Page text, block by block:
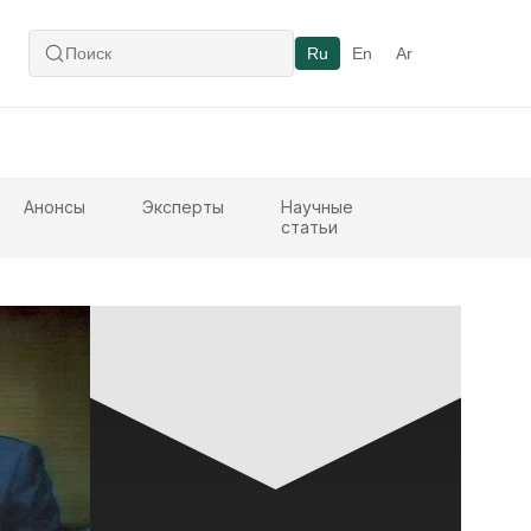
Ru En Ar
Анонсы Эксперты
Научные
статьи